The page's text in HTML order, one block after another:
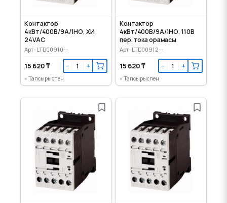
Контактор
4кВт/400В/9А/1НО, ХИ
24VAC
Арт: LTD00910--
15 620 ₸ − +
Тапсырыспен
Контактор
4кВт/400В/9А/1НО, 110В
пер. тока орамасы
Арт: LTD00912--
15 620 ₸ − +
Тапсырыспен